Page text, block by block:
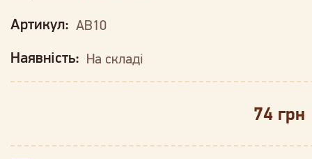
Артикул: AB10
Наявність: На складі
74 грн